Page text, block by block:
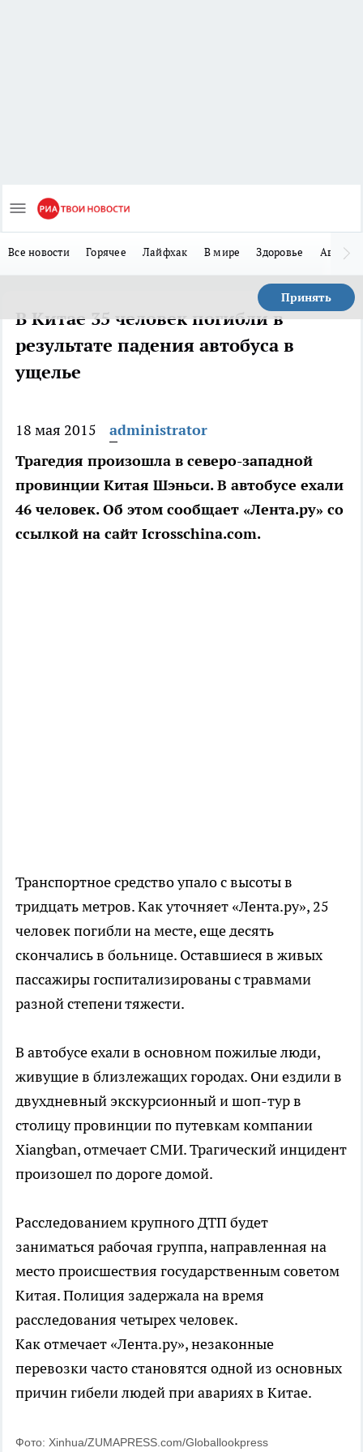
Все новости Горячее Лайфхак В мире Здоровье Авто
Принять
В Китае 35 человек погибли в
результате падения автобуса в
ущелье
18 мая 2015
administrator
Трагедия произошла в северо-западной
провинции Китая Шэньси. В автобусе ехали
46 человек. Об этом сообщает «Лента.ру» со
ссылкой на сайт Icrosschina.com.
Транспортное средство упало с высоты в
тридцать метров. Как уточняет «Лента.ру», 25
человек погибли на месте, еще десять
скончались в больнице. Оставшиеся в живых
пассажиры госпитализированы с травмами
разной степени тяжести.
В автобусе ехали в основном пожилые люди,
живущие в близлежащих городах. Они ездили в
двухдневный экскурсионный и шоп-тур в
столицу провинции по путевкам компании
Xiangban, отмечает СМИ. Трагический инцидент
произошел по дороге домой.
Расследованием крупного ДТП будет
заниматься рабочая группа, направленная на
место происшествия государственным советом
Китая. Полиция задержала на время
расследования четырех человек.
Как отмечает «Лента.ру», незаконные
перевозки часто становятся одной из основных
причин гибели людей при авариях в Китае.
Фото: Xinhua/ZUMAPRESS.com/Globallookpress